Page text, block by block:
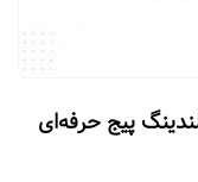
پیج حرفه‌ای